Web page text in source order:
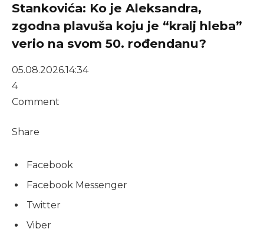
Stankovića: Ko je Aleksandra,
zgodna plavuša koju je “kralj hleba”
verio na svom 50. rođendanu?
05.08.2026.14:34
4
Comment
Share
Facebook
Facebook Messenger
Twitter
Viber